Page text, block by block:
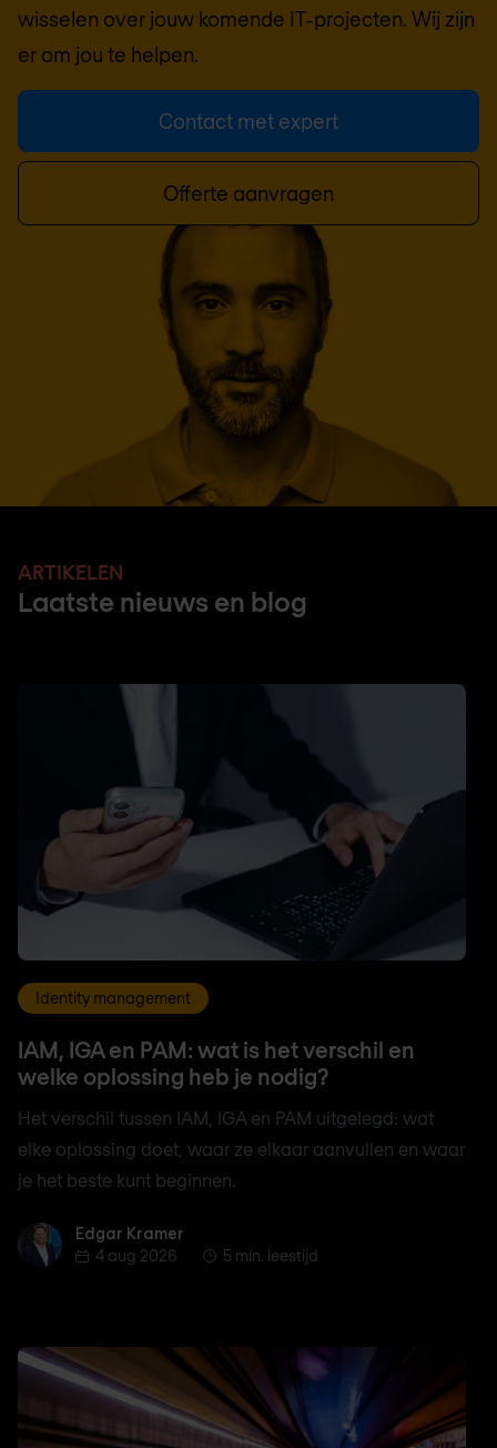
wisselen over jouw komende IT-projecten. Wij zijn
er om jou te helpen.
Contact met expert
Offerte aanvragen
ARTIKELEN
Laatste nieuws en blog
Identity management
IAM, IGA en PAM: wat is het verschil en
welke oplossing heb je nodig?
Het verschil tussen IAM, IGA en PAM uitgelegd: wat
elke oplossing doet, waar ze elkaar aanvullen en waar
je het beste kunt beginnen.
Edgar KramerEdgar Kramer
4 aug 2026
5 min. leestijd